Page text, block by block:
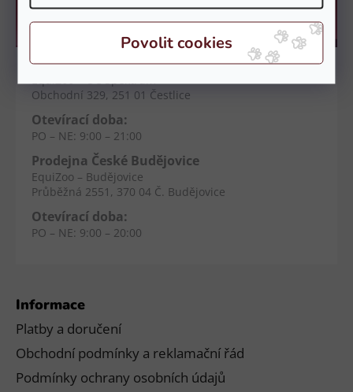
Informace
Platby a doručení
Obchodní podmínky a reklamační řád
Podmínky ochrany osobních údajů
Kamenné prodejny
Prodejna Čestlice
EquiZoo – OC Spektrum
Obchodní 329, 251 01 Čestlice
Otevírací doba:
PO – NE: 9:00 – 21:00
Prodejna České Budějovice
EquiZoo – Budějovice
Průběžná 2551, 370 04 Č. Budějovice
Otevírací doba:
PO – NE: 9:00 – 20:00